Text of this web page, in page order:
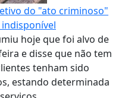
do "ato criminoso"
hoje que foi alvo de
e disse que não tem
tenham sido
estando determinada